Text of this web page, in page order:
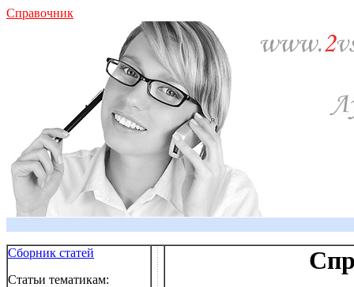
Справочник
Сборник статей
Статьи тематикам: